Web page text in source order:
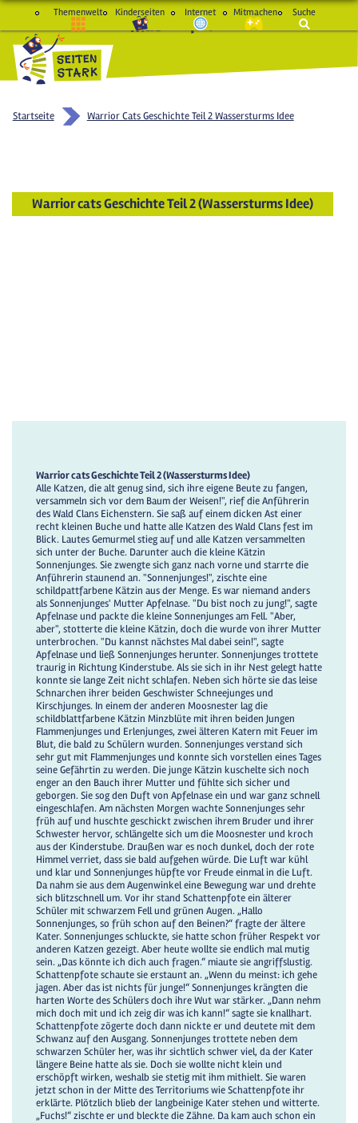
Themenwelt Kinderseiten Internet Mitmachen Suche
macht Spaß und schlau
Startseite Warrior Cats Geschichte Teil 2 Wassersturms Idee
Warrior cats Geschichte Teil 2 (Wassersturms Idee)
Warrior cats Geschichte Teil 2 (Wassersturms Idee)
Alle Katzen, die alt genug sind, sich ihre eigene Beute zu fangen,
versammeln sich vor dem Baum der Weisen!", rief die Anführerin
des Wald Clans Eichenstern. Sie saß auf einem dicken Ast einer
recht kleinen Buche und hatte alle Katzen des Wald Clans fest im
Blick. Lautes Gemurmel stieg auf und alle Katzen versammelten
sich unter der Buche. Darunter auch die kleine Kätzin
Sonnenjunges. Sie zwengte sich ganz nach vorne und starrte die
Anführerin staunend an. "Sonnenjunges!", zischte eine
schildpattfarbene Kätzin aus der Menge. Es war niemand anders
als Sonnenjunges' Mutter Apfelnase. "Du bist noch zu jung!", sagte
Apfelnase und packte die kleine Sonnenjunges am Fell. "Aber,
aber", stotterte die kleine Kätzin, doch die wurde von ihrer Mutter
unterbrochen. "Du kannst nächstes Mal dabei sein!", sagte
Apfelnase und ließ Sonnenjunges herunter. Sonnenjunges trottete
traurig in Richtung Kinderstube. Als sie sich in ihr Nest gelegt hatte
konnte sie lange Zeit nicht schlafen. Neben sich hörte sie das leise
Schnarchen ihrer beiden Geschwister Schneejunges und
Kirschjunges. In einem der anderen Moosnester lag die
schildblattfarbene Kätzin Minzblüte mit ihren beiden Jungen
Flammenjunges und Erlenjunges, zwei älteren Katern mit Feuer im
Blut, die bald zu Schülern wurden. Sonnenjunges verstand sich
sehr gut mit Flammenjunges und konnte sich vorstellen eines Tages
seine Gefährtin zu werden. Die junge Kätzin kuschelte sich noch
enger an den Bauch ihrer Mutter und fühlte sich sicher und
geborgen. Sie sog den Duft von Apfelnase ein und war ganz schnell
eingeschlafen. Am nächsten Morgen wachte Sonnenjunges sehr
früh auf und huschte geschickt zwischen ihrem Bruder und ihrer
Schwester hervor, schlängelte sich um die Moosnester und kroch
aus der Kinderstube. Draußen war es noch dunkel, doch der rote
Himmel verriet, dass sie bald aufgehen würde. Die Luft war kühl
und klar und Sonnenjunges hüpfte vor Freude einmal in die Luft.
Da nahm sie aus dem Augenwinkel eine Bewegung war und drehte
sich blitzschnell um. Vor ihr stand Schattenpfote ein älterer
Schüler mit schwarzem Fell und grünen Augen. „Hallo
Sonnenjunges, so früh schon auf den Beinen?“ fragte der ältere
Kater. Sonnenjunges schluckte, sie hatte schon früher Respekt vor
anderen Katzen gezeigt. Aber heute wollte sie endlich mal mutig
sein. „Das könnte ich dich auch fragen.“ miaute sie angriffslustig.
Schattenpfote schaute sie erstaunt an. „Wenn du meinst: ich gehe
jagen. Aber das ist nichts für junge!“ Sonnenjunges krängten die
harten Worte des Schülers doch ihre Wut war stärker. „Dann nehm
mich doch mit und ich zeig dir was ich kann!“ sagte sie knallhart.
Schattenpfote zögerte doch dann nickte er und deutete mit dem
Schwanz auf den Ausgang. Sonnenjunges trottete neben dem
schwarzen Schüler her, was ihr sichtlich schwer viel, da der Kater
längere Beine hatte als sie. Doch sie wollte nicht klein und
erschöpft wirken, weshalb sie stetig mit ihm mithielt. Sie waren
jetzt schon in der Mitte des Territoriums wie Schattenpfote ihr
erklärte. Plötzlich blieb der langbeinige Kater stehen und witterte.
„Fuchs!“ zischte er und bleckte die Zähne. Da kam auch schon ein